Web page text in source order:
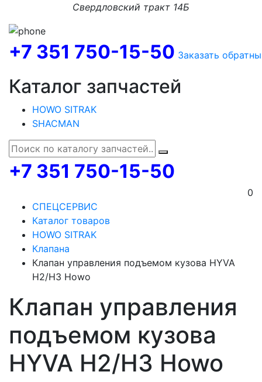
Свердловский тракт 14Б
+7 351 750-15-50 Заказать
Каталог запчастей
HOWO SITRAK
SHACMAN
+7 351 750-15-50
0
СПЕЦСЕРВИС
Каталог товаров
HOWO SITRAK
Клапана
Клапан управления подъемом кузова HYVA
H2/H3 Howo
Клапан управления
подъемом кузова
HYVA H2/H3 Howo